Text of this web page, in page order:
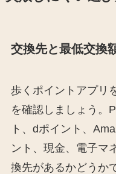
交換先と最低交換
歩くポイントアプリ
を確認しましょう。
ト、dポイント、
ント、現金、電子マ
換先があるかどうか